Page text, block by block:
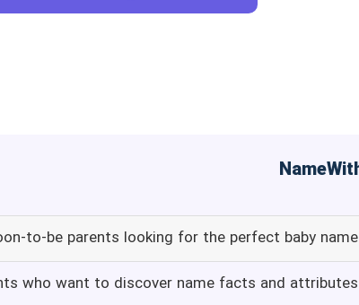
to-be parents looking for the perfect baby name
who want to discover name facts and attributes